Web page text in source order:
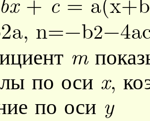
2a, n=−b2−4a
m
по оси x,
по оси y